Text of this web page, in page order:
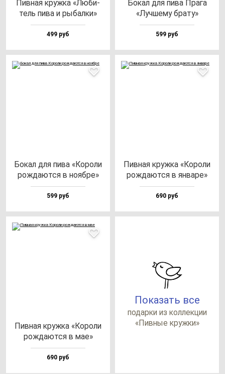
Пив­ная круж­ка «Люби­
тель пи­ва и ры­бал­ки»
499 руб
Бокал для пи­ва Пра­га
«Луч­ше­му бра­ту»
599 руб
Бокал для пи­ва «Коро­ли
рож­да­ют­ся в но­яб­ре»
599 руб
Пив­ная круж­ка «Коро­ли
рож­да­ют­ся в ян­ва­ре»
690 руб
Пив­ная круж­ка «Коро­ли
рож­да­ют­ся в мае»
690 руб
Показать все
по­дар­ки из кол­лек­ции
«Пив­ные круж­ки»